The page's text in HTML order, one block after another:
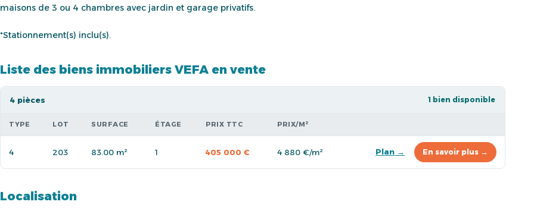
maisons de 3 ou 4 chambres avec jardin et garage privatifs.
*Stationnement(s) inclu(s).
Liste des biens immobiliers VEFA en vente
4 pièces 1 bien disponible
TYPE LOT SURFACE ÉTAGE PRIX TTC PRIX/M²
4 203 83.00 m² 1 405 000 € 4 880 €/m² Plan → En savoir plus →
Localisation